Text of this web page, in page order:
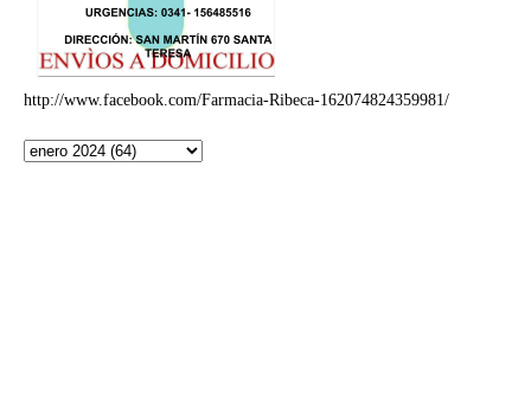
http://www.facebook.com/Farmacia-Ribeca-162074824359981/